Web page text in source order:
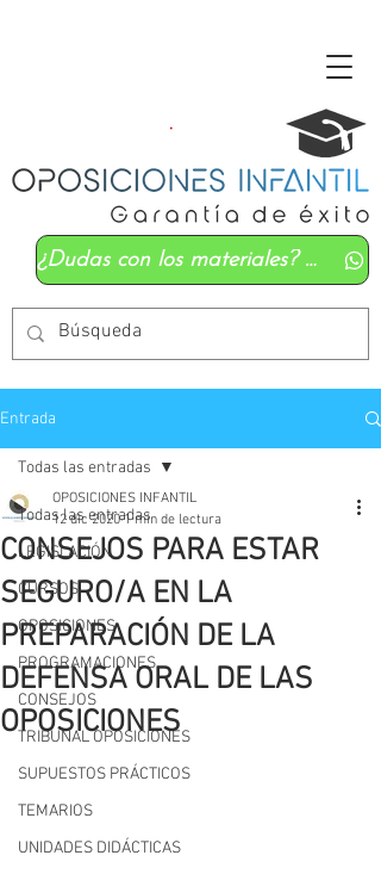
¿Dudas con los materiales? Mándanos un whatsapp
Entrada
Todas las entradas
LEGISLACIÓN
CURSOS
OPOSICIONES
PROGRAMACIONES
CONSEJOS
TRIBUNAL OPOSICIONES
SUPUESTOS PRÁCTICOS
TEMARIOS
UNIDADES DIDÁCTICAS
Todas las entradas
CONSEJOS PARA ESTAR
SEGURO/A EN LA
PREPARACIÓN DE LA
DEFENSA ORAL DE LAS
OPOSICIONES
OPOSICIONES INFANTIL
12 dic 2020 1 min de lectura